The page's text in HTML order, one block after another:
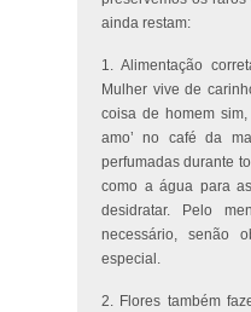
ainda restam:
1. Alimentação
Mulher vive de
coisa de homem
amo’ no café da
perfumadas durante
como a água para
desidratar. Pelo
necessário, senão
especial.
2. Flores também